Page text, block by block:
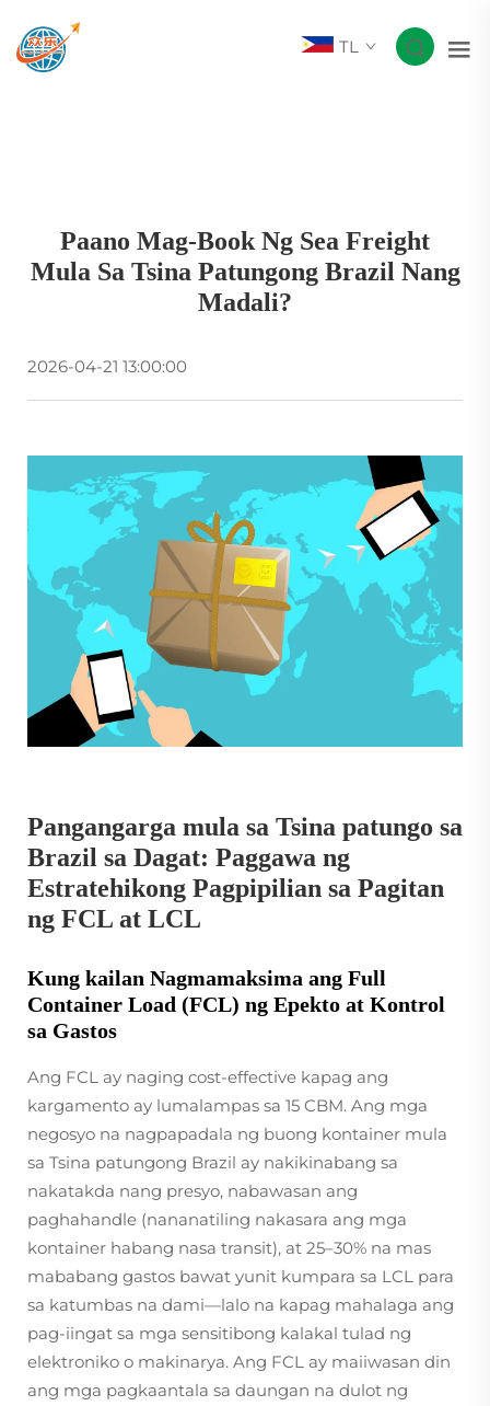
TL
Paano Mag-Book Ng Sea Freight
Mula Sa Tsina Patungong Brazil Nang
Madali?
2026-04-21 13:00:00
Pangangarga mula sa Tsina patungo sa
Brazil sa Dagat: Paggawa ng
Estratehikong Pagpipilian sa Pagitan
ng FCL at LCL
Kung kailan Nagmamaksima ang Full
Container Load (FCL) ng Epekto at Kontrol
sa Gastos
Ang FCL ay naging cost-effective kapag ang
kargamento ay lumalampas sa 15 CBM. Ang mga
negosyo na nagpapadala ng buong kontainer mula
sa Tsina patungong Brazil ay nakikinabang sa
nakatakda nang presyo, nabawasan ang
paghahandle (nananatiling nakasara ang mga
kontainer habang nasa transit), at 25–30% na mas
mababang gastos bawat yunit kumpara sa LCL para
sa katumbas na dami—lalo na kapag mahalaga ang
pag-iingat sa mga sensitibong kalakal tulad ng
elektroniko o makinarya. Ang FCL ay maiiwasan din
ang mga pagkaantala sa daungan na dulot ng